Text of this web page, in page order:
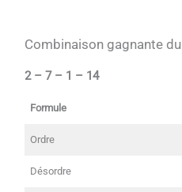
Combinaison gagnante du
2 – 7 – 1 – 14
Formule
Ordre
Désordre